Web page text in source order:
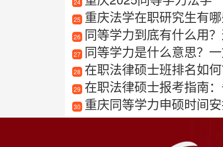
24
25 重庆法学在职研究生有
26 同等学力到底有什么用
27 同等学力是什么意思？
28 在职法律硕士班排名如
29 在职法律硕士报考指南
30 重庆同等学力申硕时间